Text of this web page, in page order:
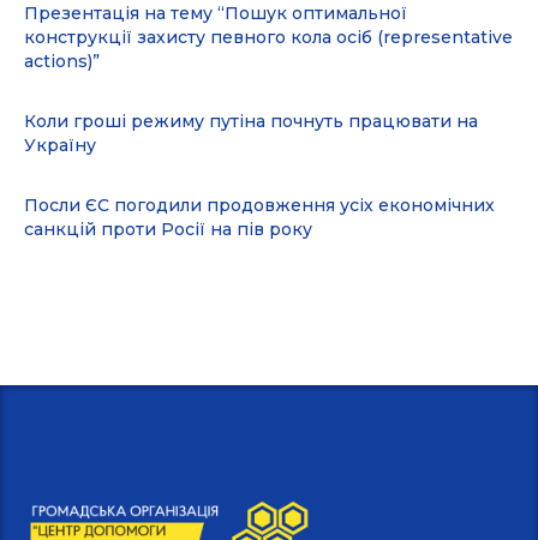
Презентація на тему “Пошук оптимальної
конструкції захисту певного кола осіб (representative
actions)”
Коли гроші режиму путіна почнуть працювати на
Україну
Посли ЄС погодили продовження усіх економічних
санкцій проти Росії на пів року